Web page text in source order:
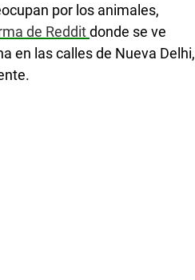
por los animales,
de Redditdonde se ve
en las calles de Nueva Delhi,